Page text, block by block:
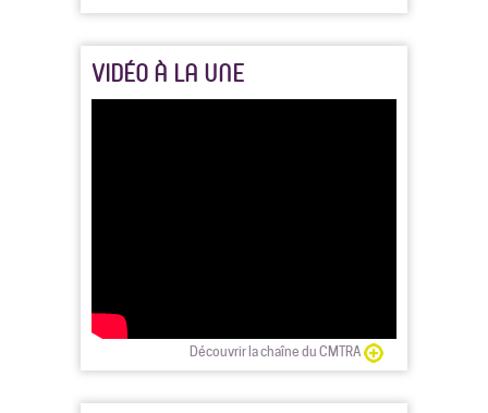
VIDÉO À LA UNE
Découvrir la chaîne du CMTRA